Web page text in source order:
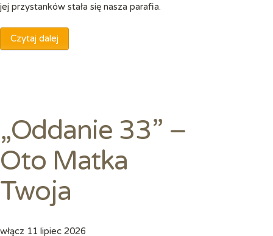
jej przystanków stała się nasza parafia.
Czytaj dalej
„Oddanie 33” –
Oto Matka
Twoja
włącz 11 lipiec 2026